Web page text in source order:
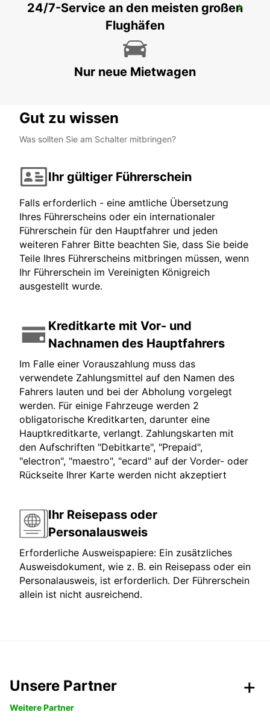
BEZIERS OPEN 2 12 25
24/7-Service an den meisten großen
Flughäfen
Nur neue Mietwagen
Gut zu wissen
Was sollten Sie am Schalter mitbringen?
Ihr gültiger Führerschein
Falls erforderlich - eine amtliche Übersetzung
Ihres Führerscheins oder ein internationaler
Führerschein für den Hauptfahrer und jeden
weiteren Fahrer Bitte beachten Sie, dass Sie beide
Teile Ihres Führerscheins mitbringen müssen, wenn
Ihr Führerschein im Vereinigten Königreich
ausgestellt wurde.
Kreditkarte mit Vor- und
Nachnamen des Hauptfahrers
Im Falle einer Vorauszahlung muss das
verwendete Zahlungsmittel auf den Namen des
Fahrers lauten und bei der Abholung vorgelegt
werden. Für einige Fahrzeuge werden 2
obligatorische Kreditkarten, darunter eine
Hauptkreditkarte, verlangt. Zahlungskarten mit
den Aufschriften "Debitkarte", "Prepaid",
"electron", "maestro", "ecard" auf der Vorder- oder
Rückseite Ihrer Karte werden nicht akzeptiert
Ihr Reisepass oder
Personalausweis
Erforderliche Ausweispapiere: Ein zusätzliches
Ausweisdokument, wie z. B. ein Reisepass oder ein
Personalausweis, ist erforderlich. Der Führerschein
allein ist nicht ausreichend.
Unsere Partner
Weitere Partner